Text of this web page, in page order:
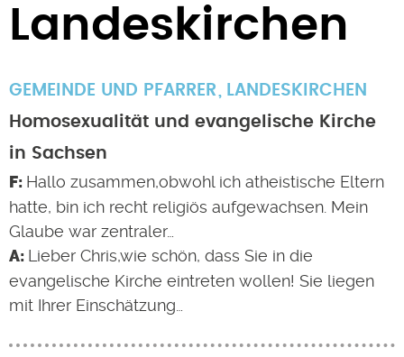
Landeskirchen
GEMEINDE UND PFARRER
LANDESKIRCHEN
Homosexualität und evangelische Kirche
in Sachsen
Hallo zusammen,obwohl ich atheistische Eltern
hatte, bin ich recht religiös aufgewachsen. Mein
Glaube war zentraler…
Lieber Chris,wie schön, dass Sie in die
evangelische Kirche eintreten wollen! Sie liegen
mit Ihrer Einschätzung…